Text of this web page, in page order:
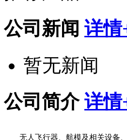
公司新闻 详情
暂无新闻
公司简介 详情
无人飞行器、航模及相关设备